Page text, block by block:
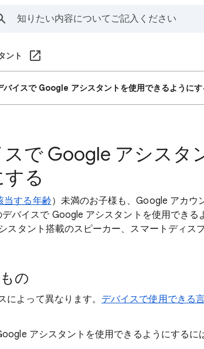
ント
バイスで Google アシスタントを使用できるようにす
で Google アシスタ
る
当する年齢）未満のお子様も、Google アカウ
バイスで Google アシスタントを使用できる
スタント搭載のスピーカー、スマートディス
の
によって異なります。 デバイスで使用できる
アシスタントを使用できるようにするに